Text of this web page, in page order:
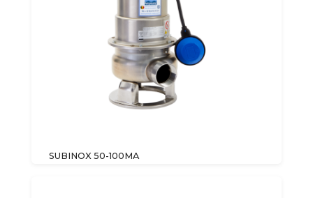
SUBINOX 50-100MA